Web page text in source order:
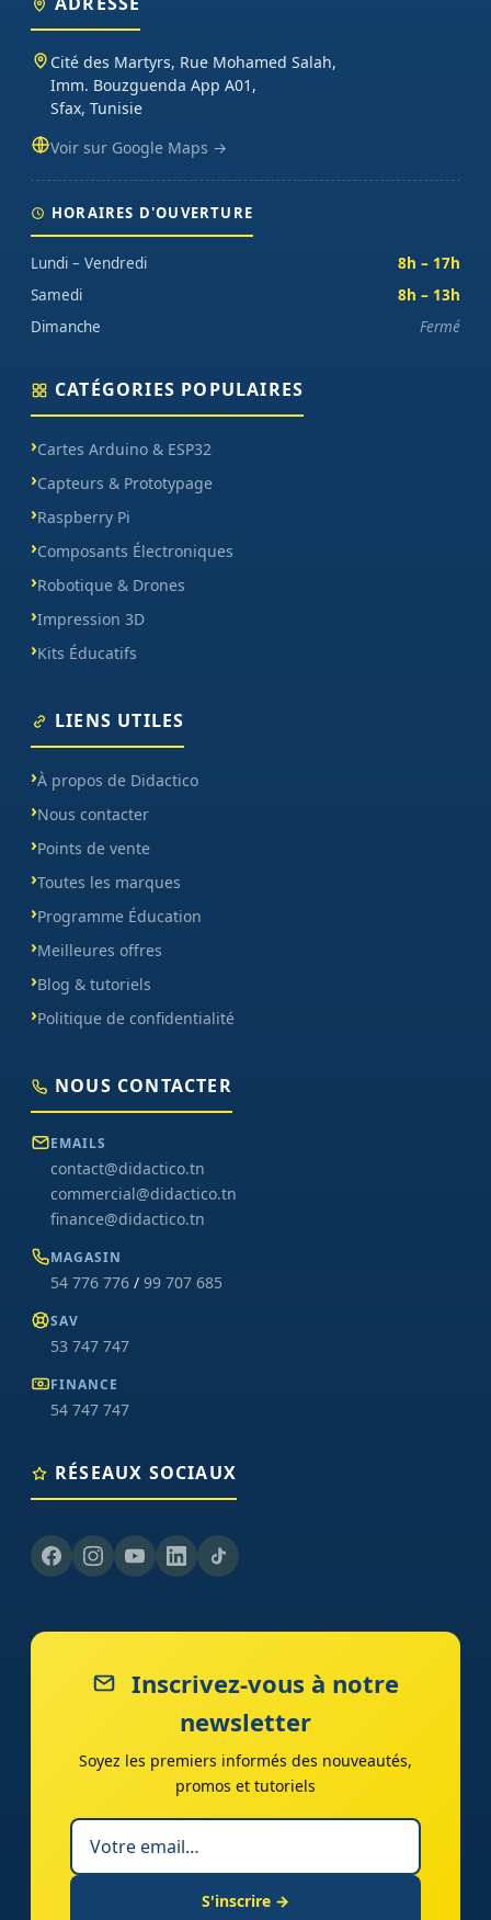
Cité des Martyrs, Rue Mohamed Salah,
Imm. Bouzguenda App A01,
Sfax, Tunisie
Voir sur Google Maps →
HORAIRES D'OUVERTURE
Lundi – Vendredi
8h – 17h
Samedi
8h – 13h
Dimanche
Fermé
CATÉGORIES POPULAIRES
Cartes Arduino & ESP32
Capteurs & Prototypage
Raspberry Pi
Composants Électroniques
Robotique & Drones
Impression 3D
Kits Éducatifs
LIENS UTILES
À propos de Didactico
Nous contacter
Points de vente
Toutes les marques
Programme Éducation
Meilleures offres
Blog & tutoriels
Politique de confidentialité
NOUS CONTACTER
EMAILS
contact@didactico.tn
commercial@didactico.tn
finance@didactico.tn
MAGASIN
54 776 776 / 99 707 685
SAV
53 747 747
FINANCE
54 747 747
RÉSEAUX SOCIAUX
Inscrivez-vous à notre
newsletter
Soyez les premiers informés des nouveautés,
promos et tutoriels
S'inscrire →